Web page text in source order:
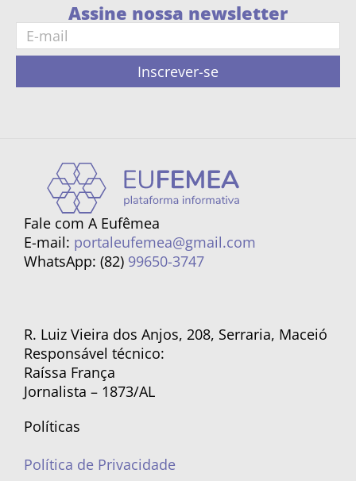
Assine nossa newsletter
Inscrever-se
Fale com A Eufêmea
E-mail: portaleufemea@gmail.com
WhatsApp: (82) 99650-3747
R. Luiz Vieira dos Anjos, 208, Serraria, Maceió
Responsável técnico:
Raíssa França
Jornalista – 1873/AL
Políticas
Política de Privacidade